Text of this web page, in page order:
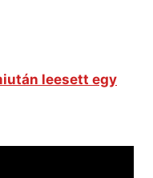
leesett egy